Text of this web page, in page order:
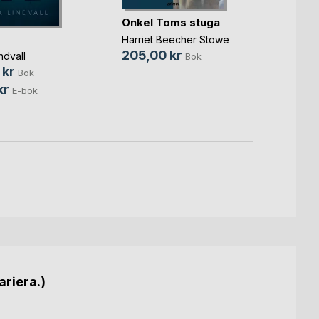
kr Bok
E-bok
Onkel Toms stuga
Harriet Beecher Stowe
205,00 kr Bok